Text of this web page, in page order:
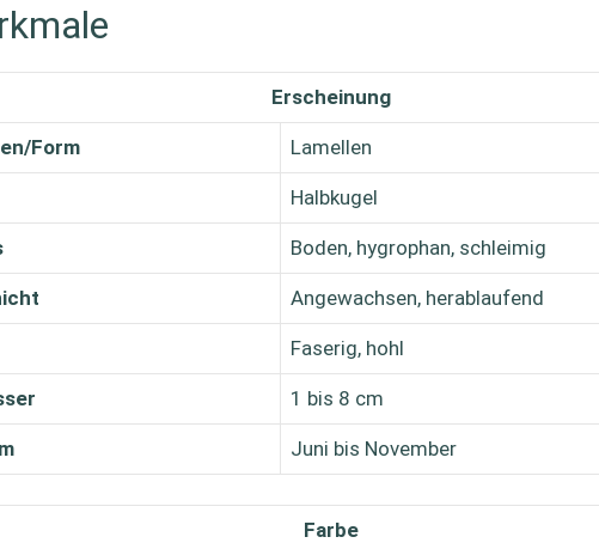
Erscheinung
Form Lamellen
Halbkugel
Boden, hygrophan, schleimig
Angewachsen, herablaufend
Faserig, hohl
1 bis 8 cm
Juni bis November
Farbe